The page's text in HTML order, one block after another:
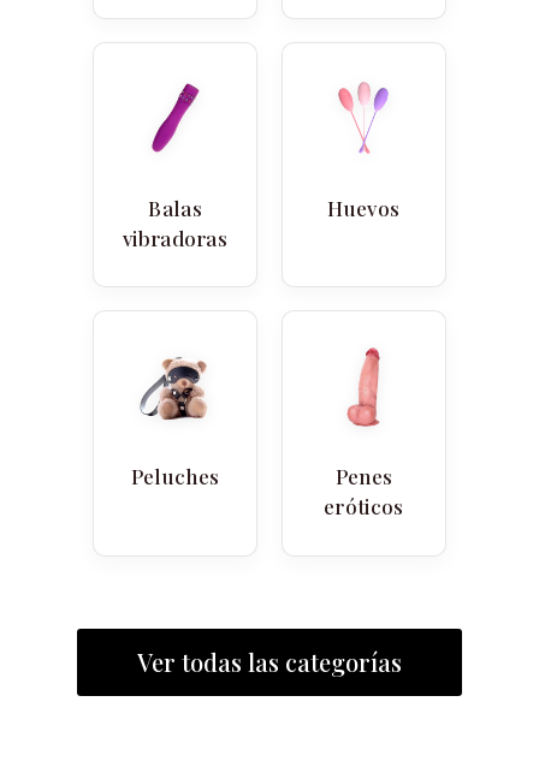
Balas
vibradoras
Huevos
Peluches
Penes
eróticos
Ver todas las categorías